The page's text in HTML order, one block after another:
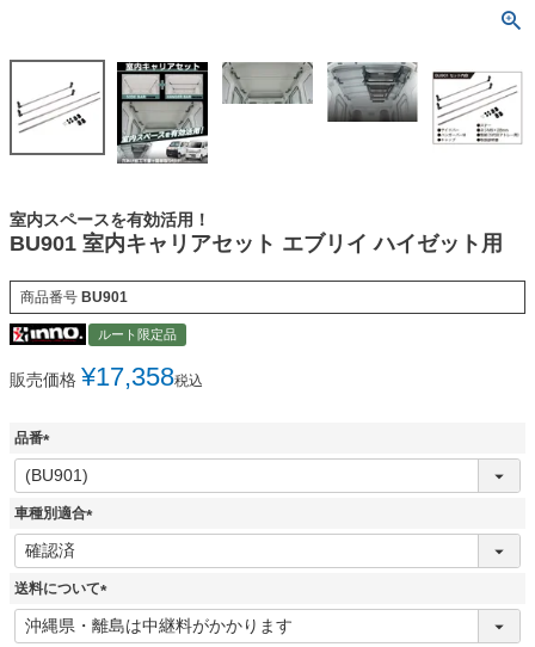
室内スペースを有効活用！
BU901 室内キャリアセット エブリイ ハイゼット用
商品番号 BU901
ルート限定品
販売価格 ¥17,358税込
品番
(
必
須
車種別適合
(
須
送料について
(
必